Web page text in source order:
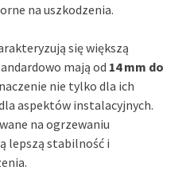
na uszkodzenia.
się większą
mają od 14 mm do
nie tylko dla ich
aspektów instalacyjnych.
na ogrzewaniu
lepszą stabilność i